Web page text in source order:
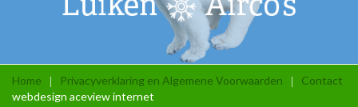
Home Privacyverklaring en Algemene Voorwaarden
Contact
webdesign aceview internet